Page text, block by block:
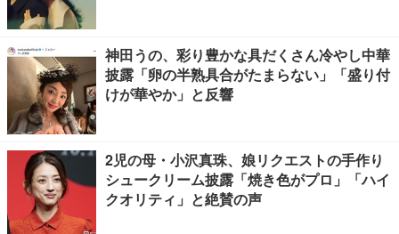
神田うの、彩り豊かな具だくさん冷やし中華
披露「卵の半熟具合がたまらない」「盛り付
けが華やか」と反響
2児の母・小沢真珠、娘リクエストの手作り
シュークリーム披露「焼き色がプロ」「ハイ
クオリティ」と絶賛の声